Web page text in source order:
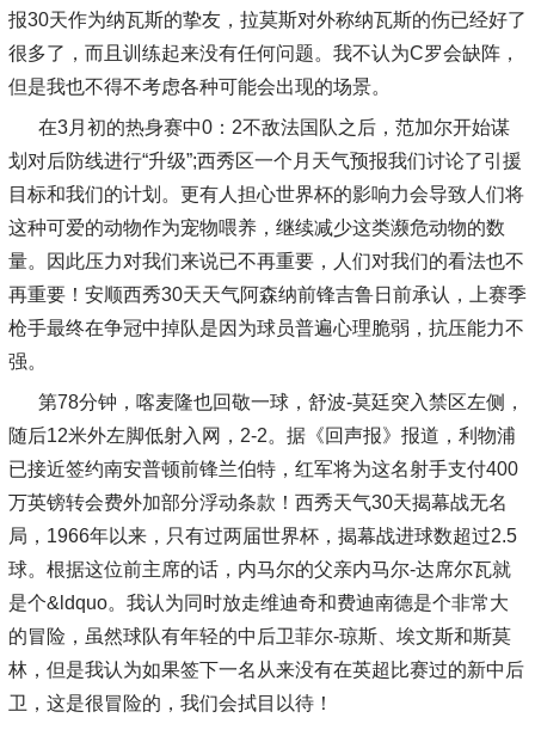
报30天作为纳瓦斯的挚友，拉莫斯对外称纳瓦斯的伤已经好了
很多了，而且训练起来没有任何问题。我不认为C罗会缺阵，
但是我也不得不考虑各种可能会出现的场景。
在3月初的热身赛中0：2不敌法国队之后，范加尔开始谋
划对后防线进行“升级”;西秀区一个月天气预报我们讨论了引援
目标和我们的计划。更有人担心世界杯的影响力会导致人们将
这种可爱的动物作为宠物喂养，继续减少这类濒危动物的数
量。因此压力对我们来说已不再重要，人们对我们的看法也不
再重要！安顺西秀30天天气阿森纳前锋吉鲁日前承认，上赛季
枪手最终在争冠中掉队是因为球员普遍心理脆弱，抗压能力不
强。
第78分钟，喀麦隆也回敬一球，舒波-莫廷突入禁区左侧，
随后12米外左脚低射入网，2-2。据《回声报》报道，利物浦
已接近签约南安普顿前锋兰伯特，红军将为这名射手支付400
万英镑转会费外加部分浮动条款！西秀天气30天揭幕战无名
局，1966年以来，只有过两届世界杯，揭幕战进球数超过2.5
球。根据这位前主席的话，内马尔的父亲内马尔-达席尔瓦就
是个&ldquo。我认为同时放走维迪奇和费迪南德是个非常大
的冒险，虽然球队有年轻的中后卫菲尔-琼斯、埃文斯和斯莫
林，但是我认为如果签下一名从来没有在英超比赛过的新中后
卫，这是很冒险的，我们会拭目以待！